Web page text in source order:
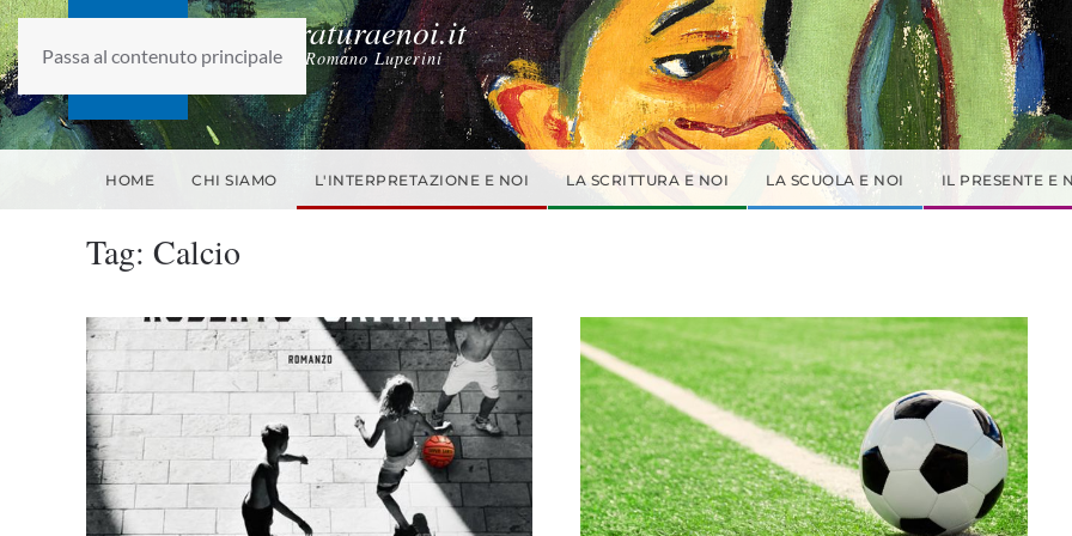
Passa al contenuto principale
laletteraturaenoi.it
fondato da Romano Luperini
HOME CHI SIAMO L'INTERPRETAZIONE E NOI LA SCRITTURA E NOI LA SCUOLA E NOI IL PRESENTE E
Tag: Calcio